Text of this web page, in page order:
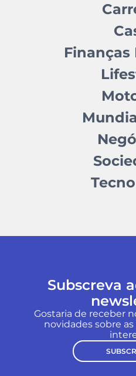
Finanças
Subscreva
Gostaria de receber
novidades sobre